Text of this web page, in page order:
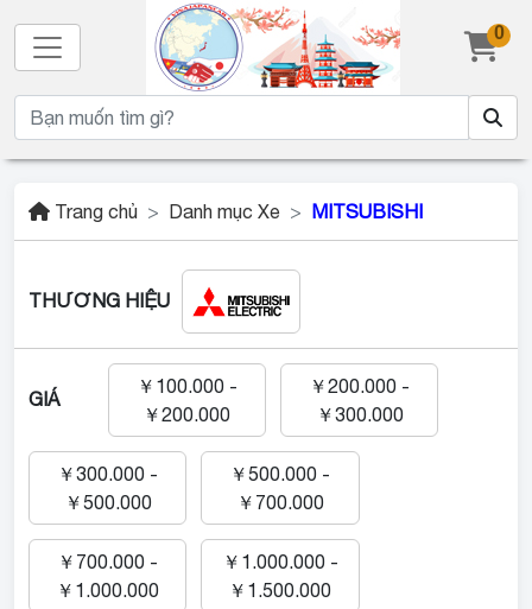
0
Trang chủ Danh mục Xe MITSUBISHI
THƯƠNG HIỆU
GIÁ
￥100.000 -
￥200.000
￥200.000 -
￥300.000
￥300.000 -
￥500.000
￥500.000 -
￥700.000
￥700.000 -
￥1.000.000
￥1.000.000 -
￥1.500.000